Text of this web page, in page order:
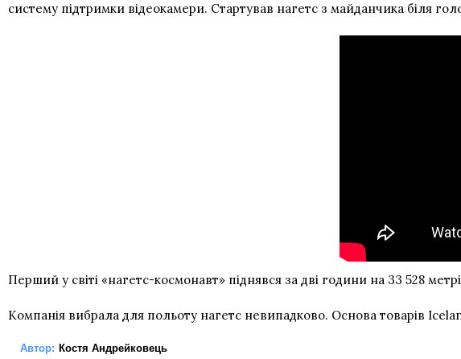
систему підтримки відеокамери. Стартував нагетс з майданчика біля
Перший у світі «нагетс-космонавт» піднявся за дві години на 33 528
Компанія вибрала для польоту нагетс невипадково. Основа товарів
Автор: Костя Андрейковець